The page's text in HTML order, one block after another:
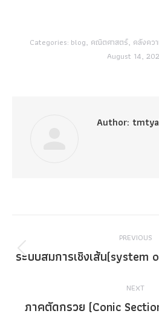
Categories: blog, คณิตศาสตร์, คลังคว
August 14,
Author:
navigation
PREVIOUS
ระบบสมการเชิงเส้น
NEXT
Next
ภาคตัดกรวย (Conic